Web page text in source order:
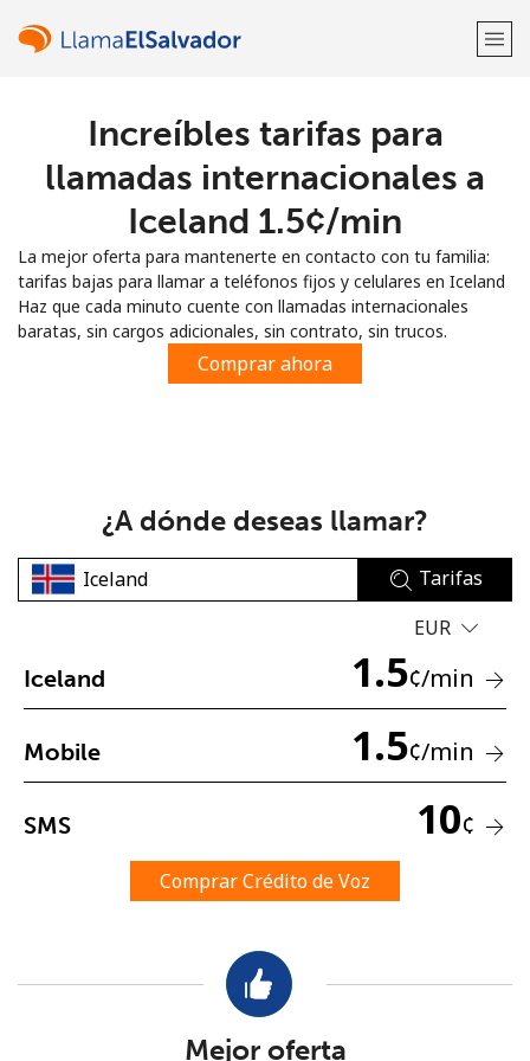
¡Bienvenido!
Regístrate con
Mínimo 8 caracteres
Una letra mayúscula y una minúscula
Un caracter especial
Mantente en contacto para recibir nuestras mejores
Increíbles tarifas para
llamadas internacionales a
Iceland ⁦1.5¢⁩/min
La mejor oferta para mantenerte en contacto con tu familia:
tarifas bajas para llamar a teléfonos fijos y celulares en Iceland
Haz que cada minuto cuente con llamadas internacionales
baratas, sin cargos adicionales, sin contrato, sin trucos.
Comprar ahora
¿A dónde deseas llamar?
Tarifas
EUR
Iceland 1.5¢/min
Mobile 1.5¢/min
SMS 10¢
Comprar Crédito de Voz
Mejor oferta